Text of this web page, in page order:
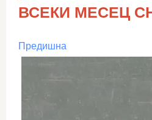
ВСЕКИ МЕСЕЦ
Предишна